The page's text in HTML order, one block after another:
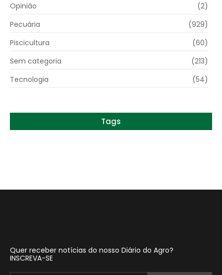
Opinião
(2)
Pecuária
(929)
Piscicultura
(60)
Sem categoria
(213)
Tecnologia
(54)
Tags
Quer receber notícias do nosso Diário do Agro?
INSCREVA-SE